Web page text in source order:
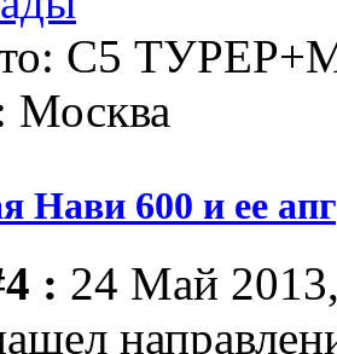
С5
Москва
Нави 600 и ее
: 24 Май